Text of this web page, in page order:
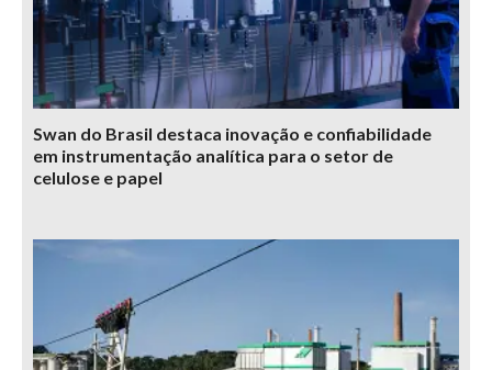
Swan do Brasil destaca inovação e confiabilidade
em instrumentação analítica para o setor de
celulose e papel